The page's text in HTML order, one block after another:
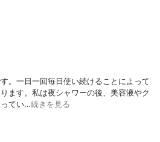
。一日一回毎日使い続けることによって
ます。私は夜シャワーの後、美容液やク
ってい…続きを見る